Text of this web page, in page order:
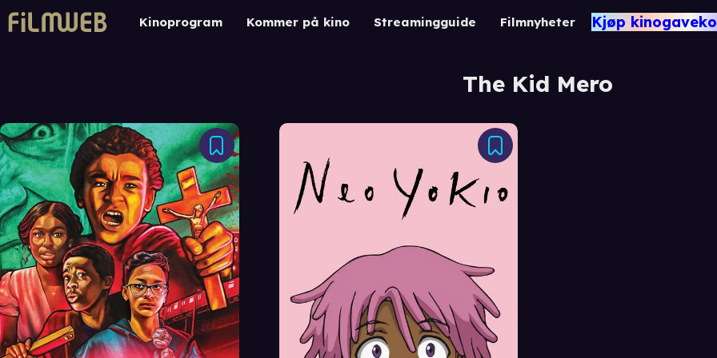
Kinoprogram Kommer på kino Streamingguide Filmnyheter Kjøp
The Kid Mero